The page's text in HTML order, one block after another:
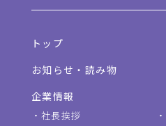
トップ
お知らせ・読み物
企業情報
社長挨拶